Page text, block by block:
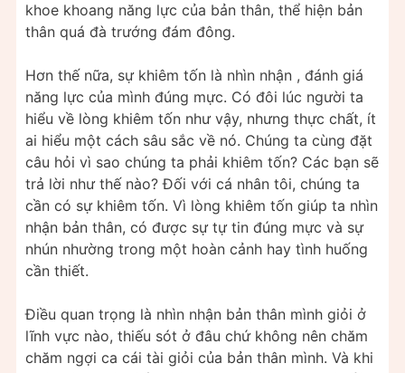
khoe khoang năng lực của bản thân, thể hiện bản
thân quá đà trướng đám đông.
Hơn thế nữa, sự khiêm tốn là nhìn nhận , đánh giá
năng lực của mình đúng mực. Có đôi lúc người ta
hiểu về lòng khiêm tốn như vậy, nhưng thực chất, ít
ai hiểu một cách sâu sắc về nó. Chúng ta cùng đặt
câu hỏi vì sao chúng ta phải khiêm tốn? Các bạn sẽ
trả lời như thế nào? Đối với cá nhân tôi, chúng ta
cần có sự khiêm tốn. Vì lòng khiêm tốn giúp ta nhìn
nhận bản thân, có được sự tự tin đúng mực và sự
nhún nhường trong một hoàn cảnh hay tình huống
cần thiết.
Điều quan trọng là nhìn nhận bản thân mình giỏi ở
lĩnh vực nào, thiếu sót ở đâu chứ không nên chăm
chăm ngợi ca cái tài giỏi của bản thân mình. Và khi